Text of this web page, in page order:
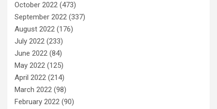
October 2022 (473)
September 2022 (337)
August 2022 (176)
July 2022 (233)
June 2022 (84)
May 2022 (125)
April 2022 (214)
March 2022 (98)
February 2022 (90)